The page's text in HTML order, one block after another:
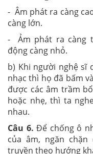
- Âm phát ra càng
càng lớn.
- Ảm phát ra càng
động càng nhỏ.
b) Khi người nghệ sĩ
nhạc thì họ đã bấm
được các âm trầm
hoặc nhẹ, thì ta
nhau.
Câu 6. Để chống ô
của âm, ngăn
truyền theo hướng